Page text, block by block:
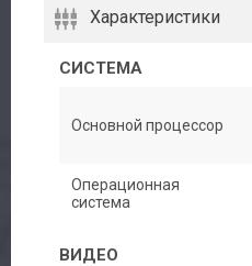
Характеристики
СИСТЕМА
Основной процессор
Операционная
система
ВИДЕО